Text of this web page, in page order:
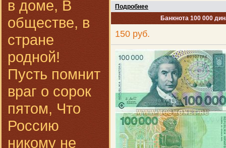
в доме, В
обществе, в
стране
родной!
Пусть помнит
враг о сорок
пятом, Что
Россию
никому не
Подробнее
Банкнота 100 000
150 руб.